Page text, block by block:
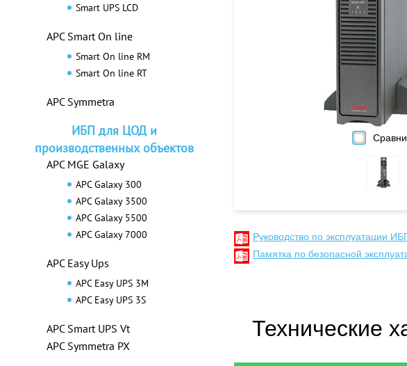
Smart UPS LCD
APC Smart On line
Smart On line RM
Smart On line RT
APC Symmetra
ИБП для ЦОД и
производственных объектов
APC MGE Galaxy
APC Galaxy 300
APC Galaxy 3500
APC Galaxy 5500
APC Galaxy 7000
APC Easy Ups
APC Easy UPS 3M
APC Easy UPS 3S
APC Smart UPS Vt
APC Symmetra PX
Руководство по эксплуатации
Памятка по безопасной
Технические